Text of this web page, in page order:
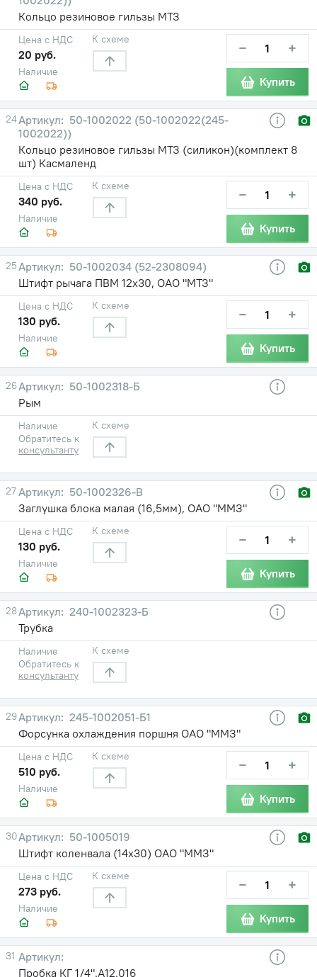
Кольцо резиновое гильзы МТЗ
Наличие
Цена с НДС
20 руб.
К схеме − +
Купить
24
50-1002022 (50-1002022(245-
1002022))
Кольцо резиновое гильзы МТЗ (силикон)(комплект 8
шт) Касмаленд
Наличие
Цена с НДС
340 руб.
К схеме − +
Купить
25
50-1002034 (52-2308094)
Штифт рычага ПВМ 12х30, ОАО "МТЗ"
Наличие
Цена с НДС
130 руб.
К схеме − +
Купить
26
50-1002318-Б
Рым
Наличие
Обратитесь к
консультанту
К схеме
27
50-1002326-В
Заглушка блока малая (16,5мм), ОАО "ММЗ"
Наличие
Цена с НДС
130 руб.
К схеме − +
Купить
28
240-1002323-Б
Трубка
Наличие
Обратитесь к
консультанту
К схеме
29
245-1002051-Б1
Форсунка охлаждения поршня ОАО "ММЗ"
Наличие
Цена с НДС
510 руб.
К схеме − +
Купить
30
50-1005019
Штифт коленвала (14х30) ОАО "ММЗ"
Наличие
Цена с НДС
273 руб.
К схеме − +
Купить
31
Пробка КГ 1/4".A12.016